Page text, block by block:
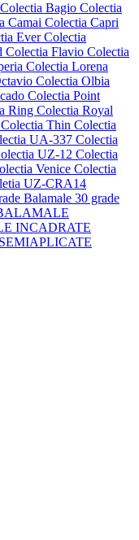
Colectia Bagio Colectia
Camai Colectia Capri
EverColectia
Colectia Flavio Colectia
Colectia Lorena
Colectia Olbia
Colectia Point
Ring Colectia Royal
Colectia Thin Colectia
UA-337 Colectia
UZ-12 Colectia
Venice Colectia
UZ-CRA14
Balamale 30 grade
INCADRATE